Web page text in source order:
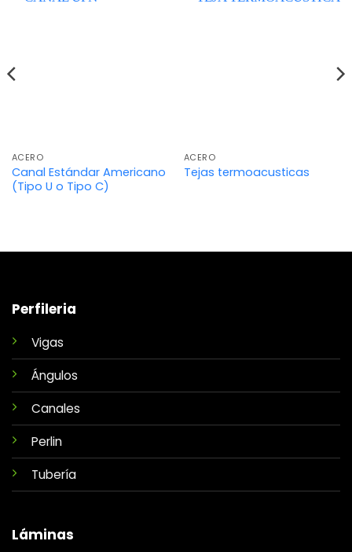
ACERO
Canal Estándar Americano
(Tipo U o Tipo C)
ACERO
Tejas termoacusticas
Perfileria
Vigas
Ángulos
Canales
Perlin
Tubería
Láminas